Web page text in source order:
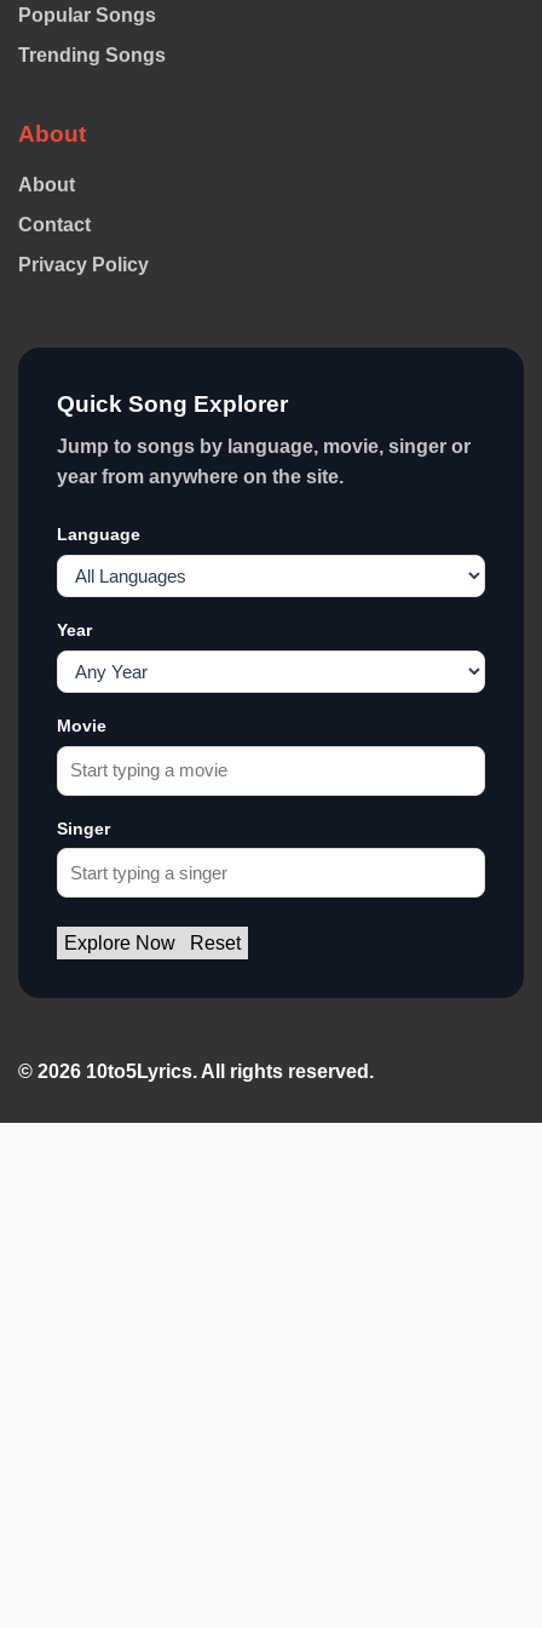
Popular Songs
Trending Songs
About
About
Contact
Privacy Policy
Quick Song Explorer
Jump to songs by language, movie, singer or
year from anywhere on the site.
Language
Year
Movie
Singer
Explore Now Reset
© 2026 10to5Lyrics. All rights reserved.